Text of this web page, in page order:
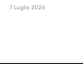
7 Luglio 2026